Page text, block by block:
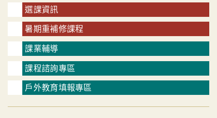
選課資訊
暑期重補修課程
課業輔導
課程諮詢專區
戶外教育填報專區